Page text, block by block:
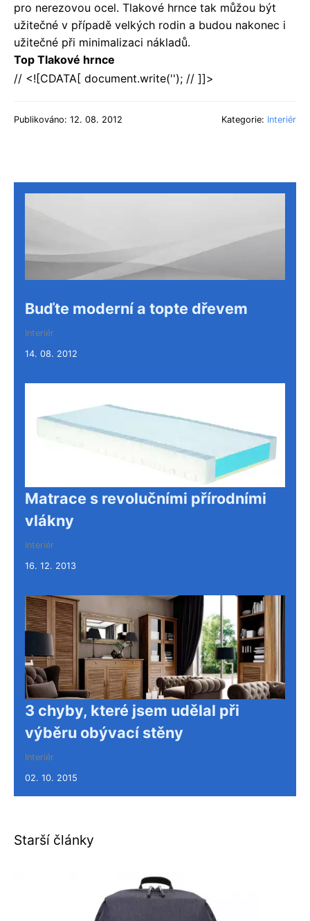
pro nerezovou ocel. Tlakové hrnce tak můžou být
užitečné v případě velkých rodin a budou nakonec i
užitečné při minimalizaci nákladů.
Top Tlakové hrnce
// <![CDATA[ document.write(''); // ]]>
Publikováno: 12. 08. 2012 Kategorie: Interiér
Buďte moderní a topte dřevem
Interiér
14. 08. 2012
Matrace s revolučními přírodními
vlákny
Interiér
16. 12. 2013
3 chyby, které jsem udělal při
výběru obývací stěny
Interiér
02. 10. 2015
Starší články